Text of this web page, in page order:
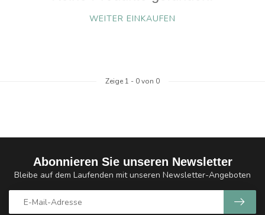
WEITER EINKAUFEN
Zeige 1 - 0von 0
Abonnieren Sie unseren Newsletter
Bleibe auf dem Laufenden mit unseren Newsletter-Angeboten